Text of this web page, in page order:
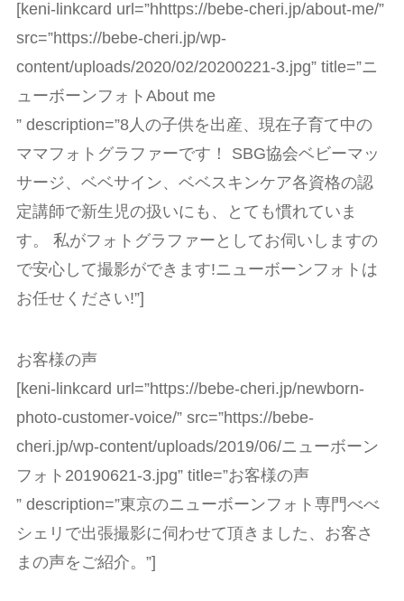
[keni-linkcard url=”hhttps://bebe-cheri.jp/about-me/”
src=”https://bebe-cheri.jp/wp-
content/uploads/2020/02/20200221-3.jpg” title=”ニ
ューボーンフォトAbout me
” description=”8人の子供を出産、現在子育て中の
ママフォトグラファーです！ SBG協会ベビーマッ
サージ、ベベサイン、ベベスキンケア各資格の認
定講師で新生児の扱いにも、とても慣れていま
す。 私がフォトグラファーとしてお伺いしますの
で安心して撮影ができます!ニューボーンフォトは
お任せください!”]
お客様の声
[keni-linkcard url=”https://bebe-cheri.jp/newborn-
photo-customer-voice/” src=”https://bebe-
cheri.jp/wp-content/uploads/2019/06/ニューボーン
フォト20190621-3.jpg” title=”お客様の声
” description=”東京のニューボーンフォト専門べべ
シェリで出張撮影に伺わせて頂きました、お客さ
まの声をご紹介。”]